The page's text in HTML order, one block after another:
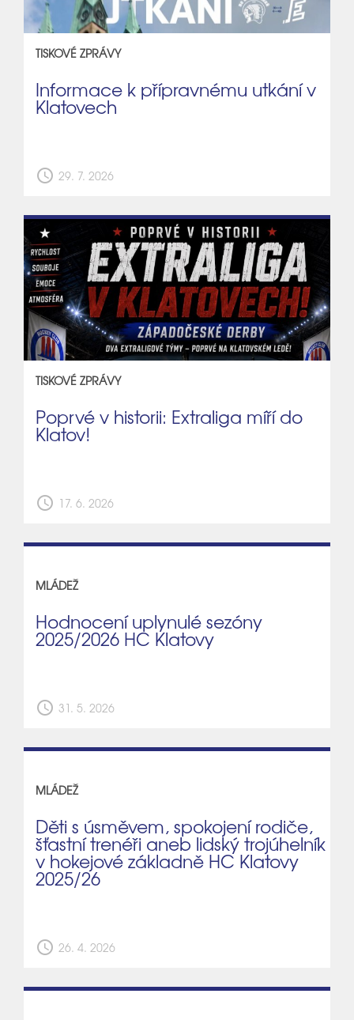
TISKOVÉ ZPRÁVY
Informace k přípravnému utkání v
Klatovech
schedule 29. 7. 2026
TISKOVÉ ZPRÁVY
Poprvé v historii: Extraliga míří do
Klatov!
schedule 17. 6. 2026
MLÁDEŽ
Hodnocení uplynulé sezóny
2025/2026 HC Klatovy
schedule 31. 5. 2026
MLÁDEŽ
Děti s úsměvem, spokojení rodiče,
šťastní trenéři aneb lidský trojúhelník
v hokejové základně HC Klatovy
2025/26
schedule 26. 4. 2026